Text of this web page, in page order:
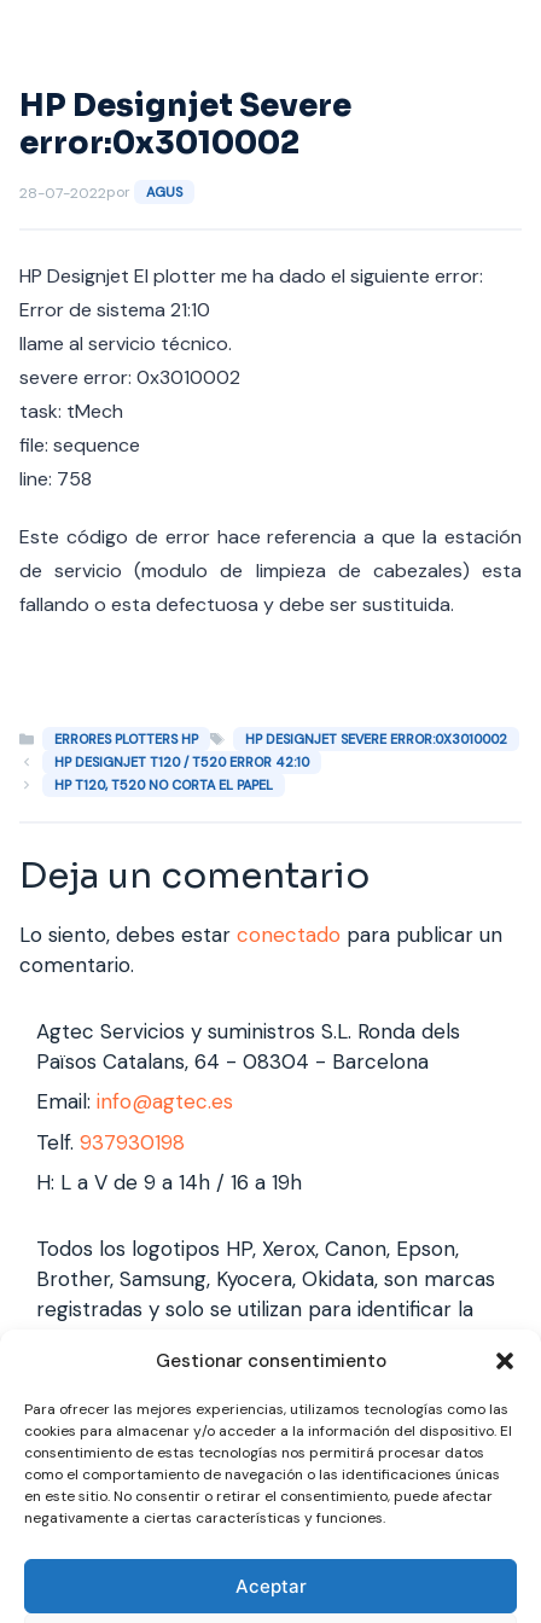
Gestionar consentimiento
Para ofrecer las mejores experiencias, utilizamos tecnologías como las
cookies para almacenar y/o acceder a la información del dispositivo. El
consentimiento de estas tecnologías nos permitirá procesar datos
como el comportamiento de navegación o las identificaciones únicas
en este sitio. No consentir o retirar el consentimiento, puede afectar
negativamente a ciertas características y funciones.
Aceptar
HP Designjet Severe
error:0x3010002
28-07-2022por AGUS
HP Designjet El plotter me ha dado el siguiente error:
Error de sistema 21:10
llame al servicio técnico.
severe error: 0x3010002
task: tMech
file: sequence
line: 758
Este código de error hace referencia a que la estación
de servicio (modulo de limpieza de cabezales) esta
fallando o esta defectuosa y debe ser sustituida.
Categorías
ERRORES PLOTTERS HP Etiquetas
HP DESIGNJET SEVERE ERROR:0X3010002
HP DESIGNJET T120 / T520 ERROR 42:10
HP T120, T520 NO CORTA EL PAPEL
Deja un comentario
Lo siento, debes estar conectado para publicar un
comentario.
Agtec Servicios y suministros S.L. Ronda dels
Països Catalans, 64 - 08304 - Barcelona
Email: info@agtec.es
Telf. 937930198
H: L a V de 9 a 14h / 16 a 19h
Todos los logotipos HP, Xerox, Canon, Epson,
Brother, Samsung, Kyocera, Okidata, son marcas
registradas y solo se utilizan para identificar la
marcas, y solo reparamos impresoras laser,
somos un servicio técnico especializado y
totalmente independiente.
Los logotipos y marcas son marcas registradas
somos un servicio técnico totalmente